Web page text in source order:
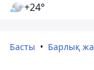
+24°
Басты Барлық